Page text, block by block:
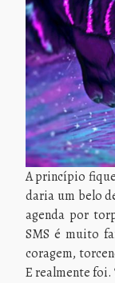
A princípio
daria um belo
agenda por
SMS é muito
coragem,
E realmente foi.